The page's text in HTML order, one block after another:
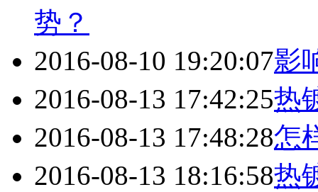
势？
2016-08-10 19:20:07影
2016-08-13 17:42:25热
2016-08-13 17:48:28怎
2016-08-13 18:16:58热